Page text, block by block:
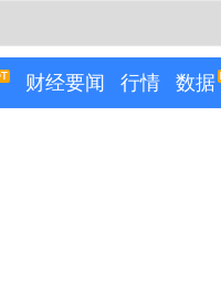
财经要闻 行情 数据